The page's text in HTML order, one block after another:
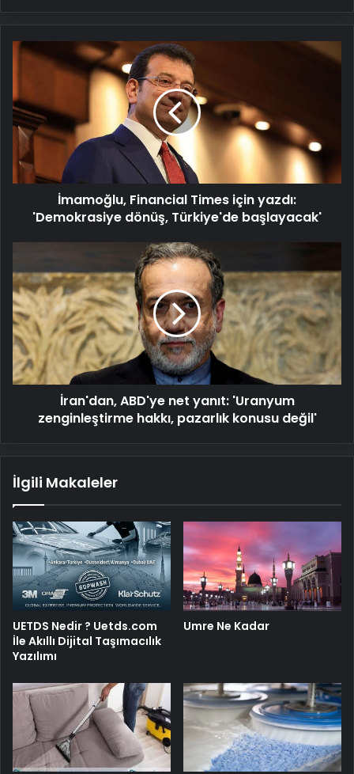
İmamoğlu,
Financial
için
yazdı:
'Demokrasiye
Türkiye'de
başlayacak'
İmamoğlu, Financial Times için yazdı:
'Demokrasiye dönüş, Türkiye'de başlayacak'
net
yanıt:
'Uranyum
zenginleştirme
hakkı,
pazarlık
konusu
İran'dan, ABD'ye net yanıt: 'Uranyum
zenginleştirme hakkı, pazarlık konusu değil'
İlgili Makaleler
UETDS Nedir ? Uetds.com
İle Akıllı Dijital Taşımacılık
Yazılımı
Umre Ne Kadar